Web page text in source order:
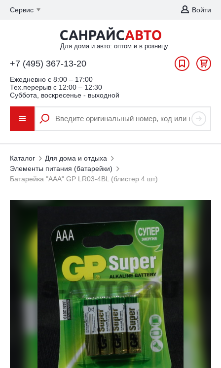
Сервис Войти
Для дома и авто: оптом и в розницу
+7 (495) 367-13-20
Ежедневно c 8:00 – 17:00
Тех.перерыв с 12:00 – 12:30
Суббота, воскресенье - выходной
Каталог
Для дома и отдыха
Элементы питания (батарейки)
Батарейка "ААА" GP LR03-4BL (блистер 4 шт)